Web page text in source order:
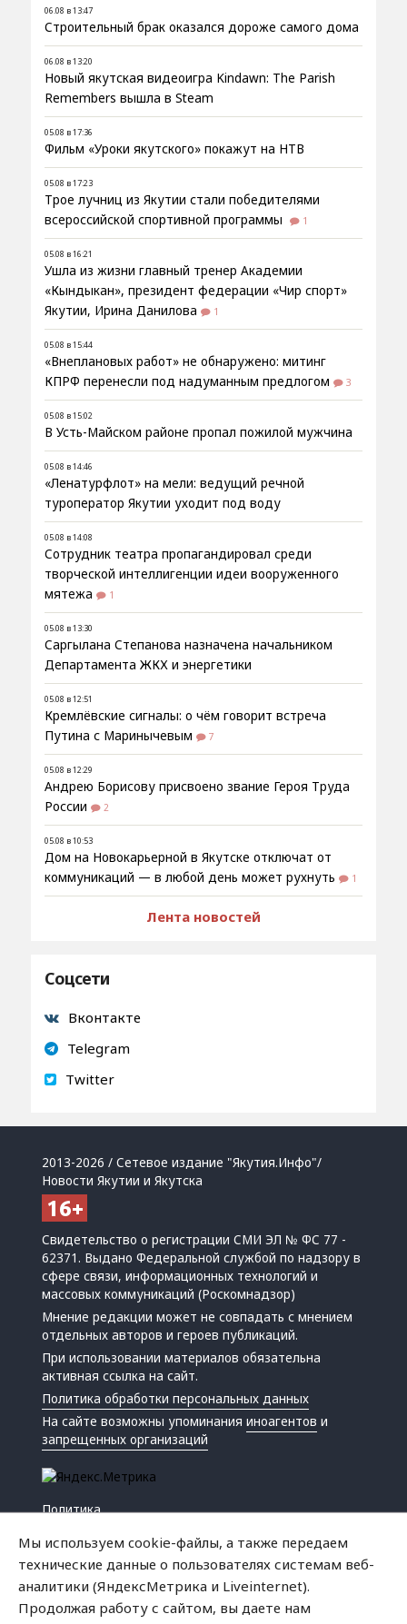
06.08 в 13:47
Строительный брак оказался дороже самого дома
06.08 в 13:20
Новый якутская видеоигра Kindawn: The Parish
Remembers вышла в Steam
05.08 в 17:36
Фильм «Уроки якутского» покажут на НТВ
05.08 в 17:23
Трое лучниц из Якутии стали победителями
всероссийской спортивной программы
1
05.08 в 16:21
Ушла из жизни главный тренер Академии
«Кындыкан», президент федерации «Чир спорт»
Якутии, Ирина Данилова
1
05.08 в 15:44
«Внеплановых работ» не обнаружено: митинг
КПРФ перенесли под надуманным предлогом
3
05.08 в 15:02
В Усть-Майском районе пропал пожилой мужчина
05.08 в 14:46
«Ленатурфлот» на мели: ведущий речной
туроператор Якутии уходит под воду
05.08 в 14:08
Сотрудник театра пропагандировал среди
творческой интеллигенции идеи вооруженного
мятежа
1
05.08 в 13:30
Саргылана Степанова назначена начальником
Департамента ЖКХ и энергетики
05.08 в 12:51
Кремлёвские сигналы: о чём говорит встреча
Путина с Маринычевым
7
05.08 в 12:29
Андрею Борисову присвоено звание Героя Труда
России
2
05.08 в 10:53
Дом на Новокарьерной в Якутске отключат от
коммуникаций — в любой день может рухнуть
1
Лента новостей
Соцсети
Вконтакте
Telegram
Twitter
2013-2026 / Сетевое издание "Якутия.Инфо"/
Новости Якутии и Якутска
Свидетельство о регистрации СМИ ЭЛ № ФС 77 -
62371. Выдано Федеральной службой по надзору в
сфере связи, информационных технологий и
массовых коммуникаций (Роскомнадзор)
Мнение редакции может не совпадать с мнением
отдельных авторов и героев публикаций.
При использовании материалов обязательна
активная ссылка на сайт.
Политика обработки персональных данных
На сайте возможны упоминанияиноагентов и
запрещенных организаций
Политика
Мы используем cookie-файлы, а также передаем
технические данные о пользователях системам веб-
аналитики (ЯндексМетрика и Liveinternet).
Продолжая работу с сайтом, вы даете нам